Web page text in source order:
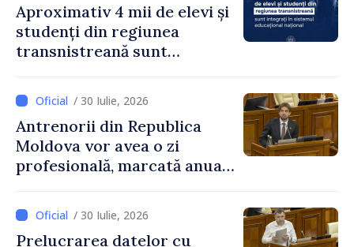
Aproximativ 4 mii de elevi și
studenți din regiunea
transnistreană sunt
educațional național
/ 30 Iulie, 2026
Antrenorii din Republica
Moldova vor avea o zi
profesională, marcată anual
/ 30 Iulie, 2026
Prelucrarea datelor cu